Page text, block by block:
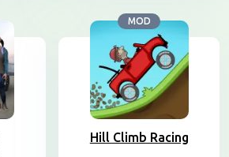
MOD
Hill Climb Racing